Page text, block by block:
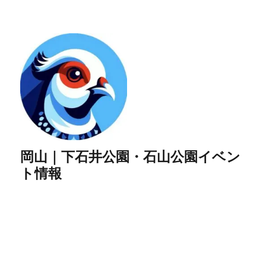
岡山｜下石井公園・石山公園イベン
ト情報